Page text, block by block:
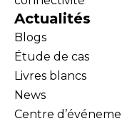
Actualités
Blogs
Étude de cas
Livres blancs
News
Centre